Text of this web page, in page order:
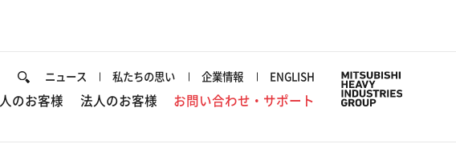
ニュース 私たちの思い 企業情報 ENGLISH
のお客様 法人のお客様 お問い合わせ・サポート